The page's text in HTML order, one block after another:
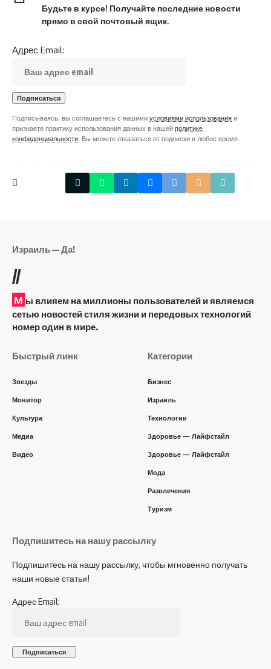
Будьте в курсе! Получайте последние новости
прямо в свой почтовый ящик.
Адрес Email:
Подписываясь, вы соглашаетесь с нашими условиями использования и
признаете практику использования данных в нашей политике
конфиденциальности . Вы можете отказаться от подписки в любое время.
Израиль — Да!
//
М ы влияем на миллионы пользователей и являемся
сетью новостей стиля жизни и передовых технологий
номер один в мире.
Быстрый линк
Звезды
Монитор
Культура
Медиа
Видео
Категории
Бизнес
Израиль
Технологии
Здоровье — Лайфстайл
Здоровье — Лайфстайл
Мода
Развлечения
Туризм
Подпишитесь на нашу рассылку
Подпишитесь на нашу рассылку, чтобы мгновенно получать
наши новые статьи!
Адрес Email: